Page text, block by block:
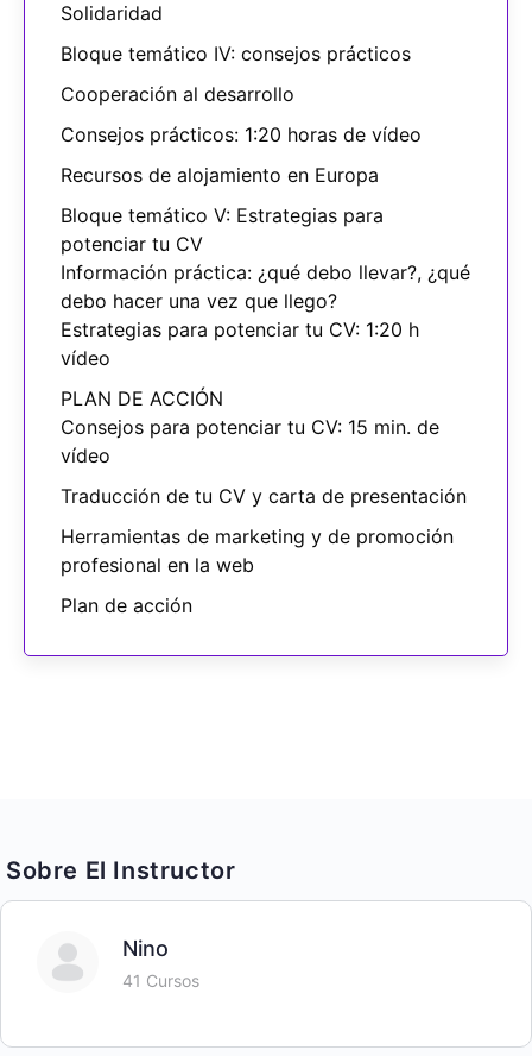
Solidaridad
Bloque temático IV: consejos prácticos
Cooperación al desarrollo
Consejos prácticos: 1:20 horas de vídeo
Recursos de alojamiento en Europa
Bloque temático V: Estrategias para
potenciar tu CV
Información práctica: ¿qué debo llevar?, ¿qué
debo hacer una vez que llego?
Estrategias para potenciar tu CV: 1:20 h
vídeo
PLAN DE ACCIÓN
Consejos para potenciar tu CV: 15 min. de
vídeo
Traducción de tu CV y carta de presentación
Herramientas de marketing y de promoción
profesional en la web
Plan de acción
Sobre El Instructor
Nino
41 Cursos